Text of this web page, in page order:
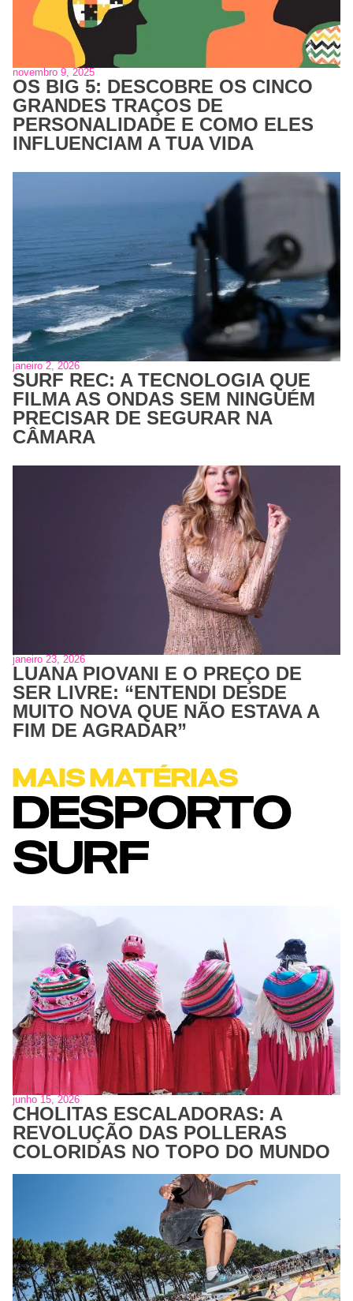
novembro 9, 2025
OS BIG 5: DESCOBRE OS CINCO
GRANDES TRAÇOS DE
PERSONALIDADE E COMO ELES
INFLUENCIAM A TUA VIDA
janeiro 2, 2026
SURF REC: A TECNOLOGIA QUE
FILMA AS ONDAS SEM NINGUÉM
PRECISAR DE SEGURAR NA
CÂMARA
janeiro 23, 2026
LUANA PIOVANI E O PREÇO DE
SER LIVRE: “ENTENDI DESDE
MUITO NOVA QUE NÃO ESTAVA A
FIM DE AGRADAR”
MAIS MATÉRIAS
DESPORTO
SURF
junho 15, 2026
CHOLITAS ESCALADORAS: A
REVOLUÇÃO DAS POLLERAS
COLORIDAS NO TOPO DO MUNDO